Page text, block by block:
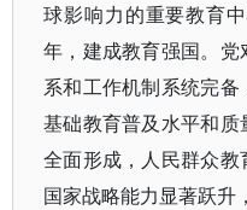
球影响力的重要教育
年，建成教育强国。
系和工作机制系统完备
基础教育普及水平和
全面形成，人民群众
国家战略能力显著跃升